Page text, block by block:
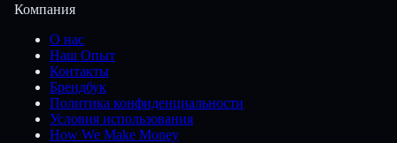
Компания
О нас
Наш Опыт
Контакты
Брендбук
Политика конфиденциальности
Условия использования
How We Make Money